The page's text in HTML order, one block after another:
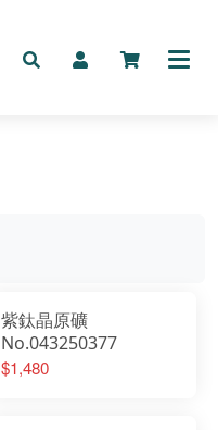
紫鈦晶原礦
No.043250377
$1,480